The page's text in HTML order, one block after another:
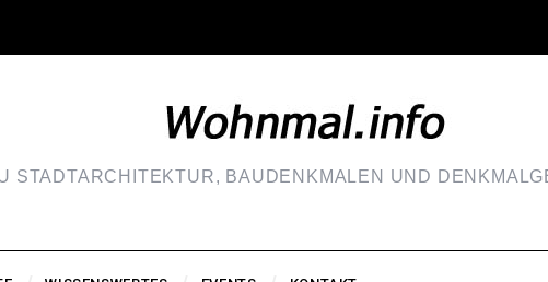
STADTARCHITEKTUR, BAUDENKMALEN UND